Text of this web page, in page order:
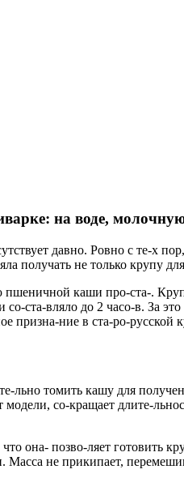
на воде,
давно. Ровно с те-х
получать не только крупу
каши про-ста-.
ста-вляло до 2 часо-в. За
призна-ние в ста-ро-русской
льно томить кашу для
со-кращает длите-
она- позво-ляет готовить
Масса не прикипает,